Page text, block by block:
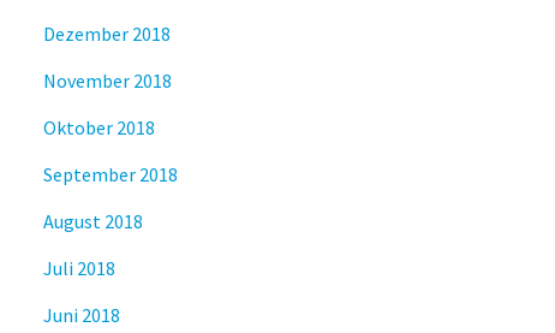
Dezember 2018
November 2018
Oktober 2018
September 2018
August 2018
Juli 2018
Juni 2018